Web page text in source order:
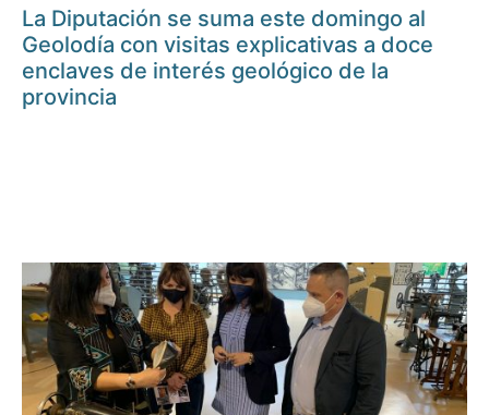
La Diputación se suma este domingo al
Geolodía con visitas explicativas a doce
enclaves de interés geológico de la
provincia